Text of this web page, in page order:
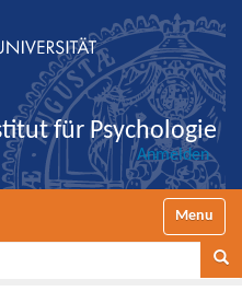
für Psychologie
Anmelden